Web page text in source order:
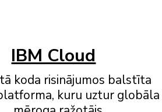
IBM Cloud
koda risinājumos balstīta
kuru uztur globāla